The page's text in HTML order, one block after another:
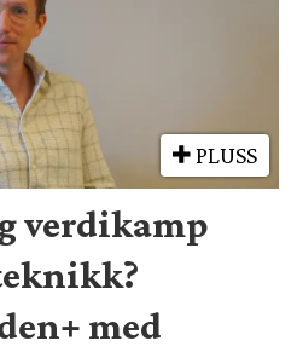
PLUSS
verdikamp
med